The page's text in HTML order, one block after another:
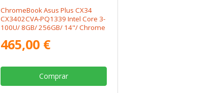
ChromeBook Asus Plus CX34
CX3402CVA-PQ1339 Intel Core 3-
100U/ 8GB/ 256GB/ 14"/ Chrome
465,00 €
Comprar